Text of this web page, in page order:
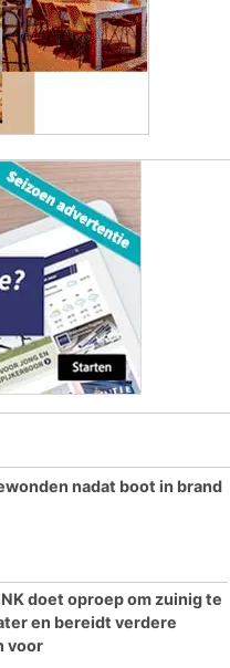
nadat boot in brand
doet oproep om zuinig te
en bereidt verdere
voor